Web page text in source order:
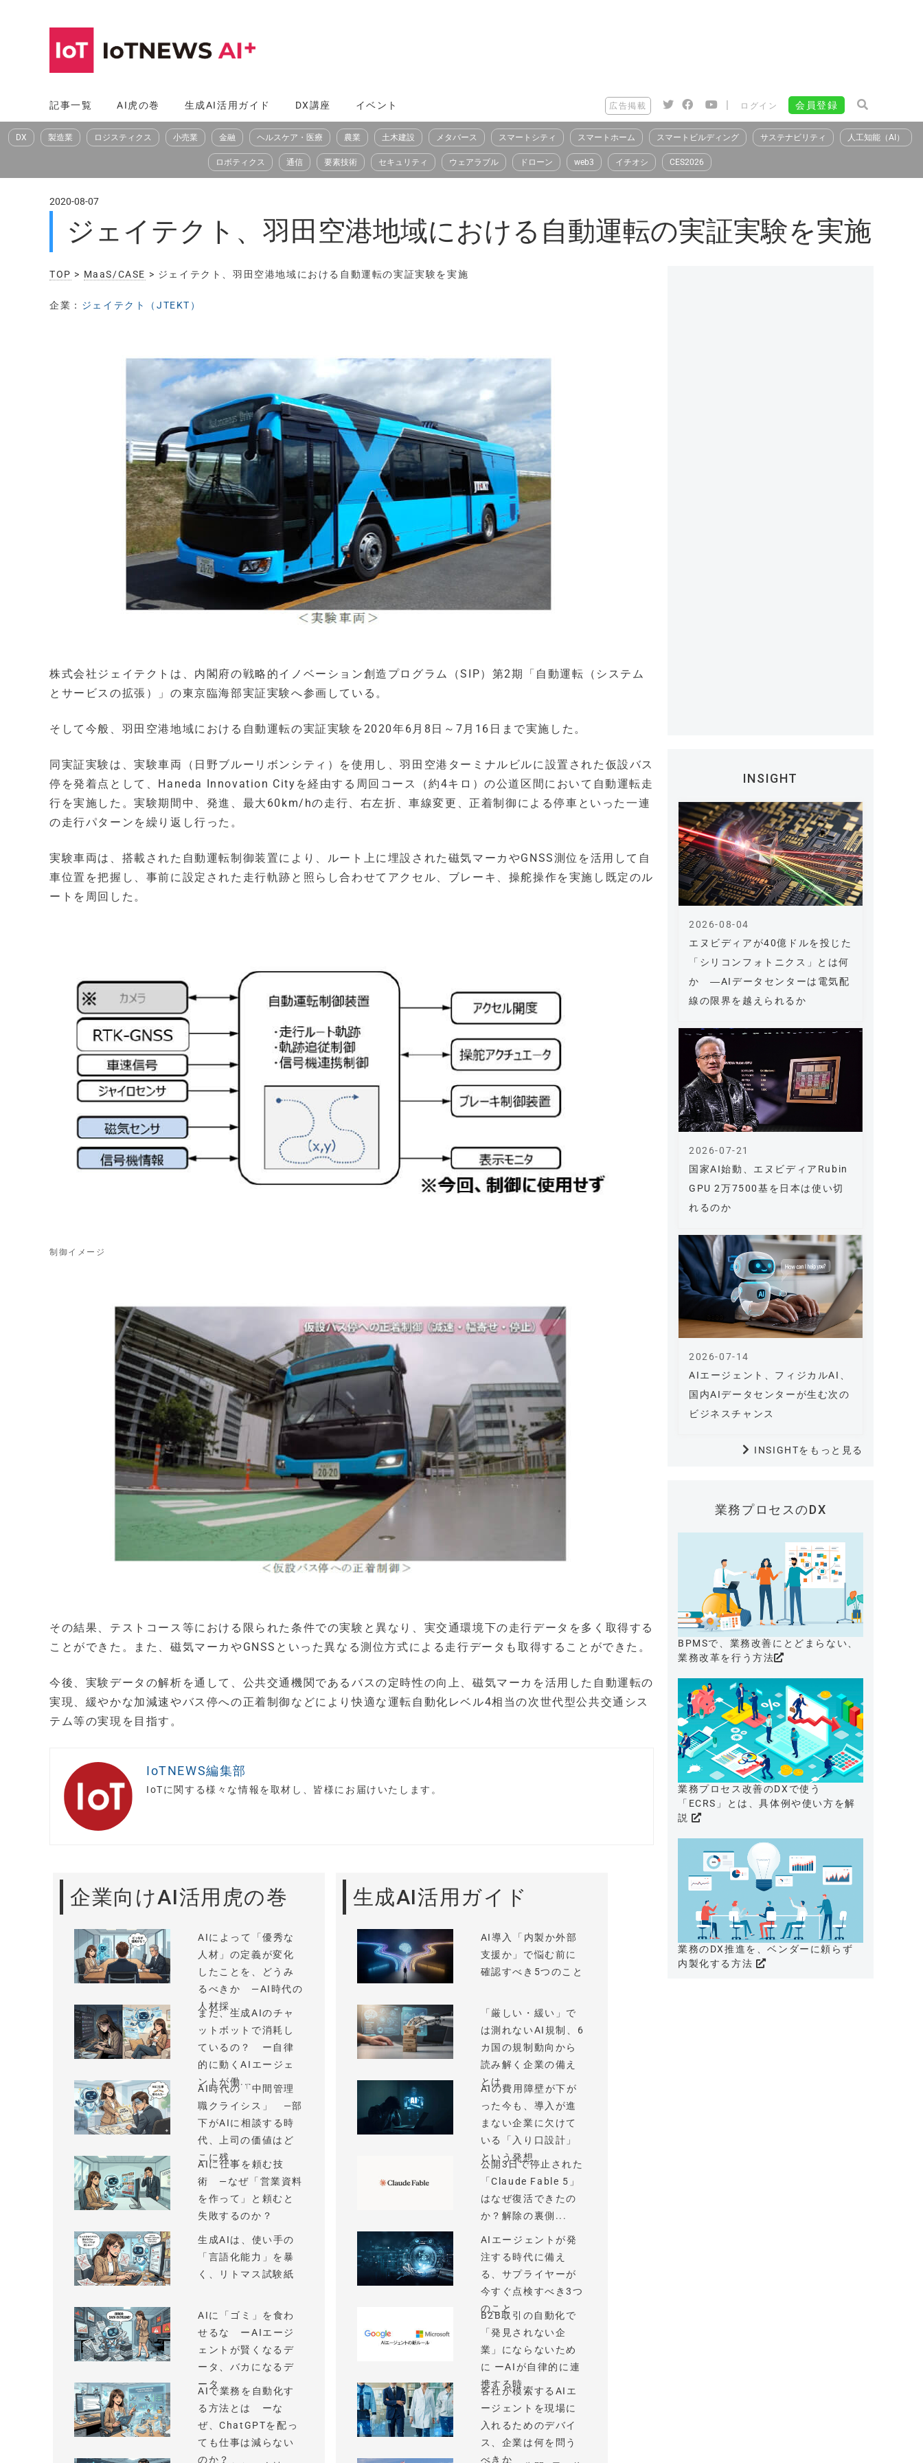
へ
ス
記事一覧 AI虎の巻 生成AI活用ガイド DX講座 イベント 広告掲載 | ログイン 会員登録
DX 製造業 ロジスティクス 小売業 金融 ヘルスケア・医療 農業 土木建設 メタバース スマートシティ スマートホーム スマートビルディング サステナビリティ 人工知能（AI）
ロボティクス 通信 要素技術 セキュリティ ウェアラブル ドローン web3 イチオシ CES2026
2020-08-07
ジェイテクト、羽田空港地域における自動運転の実証実験を実施
TOP > MaaS/CASE > ジェイテクト、羽田空港地域における自動運転の実証実験を実施
企業： ジェイテクト（JTEKT）
株式会社ジェイテクトは、内閣府の戦略的イノベーション創造プログラム（SIP）第2期「自動運転（システム
とサービスの拡張）」の東京臨海部実証実験へ参画している。
そして今般、羽田空港地域における自動運転の実証実験を2020年6月8日～7月16日まで実施した。
同実証実験は、実験車両（日野ブルーリボンシティ）を使用し、羽田空港ターミナルビルに設置された仮設バス
停を発着点として、Haneda Innovation Cityを経由する周回コース（約4キロ）の公道区間において自動運転走
行を実施した。実験期間中、発進、最大60km/hの走行、右左折、車線変更、正着制御による停車といった一連
の走行パターンを繰り返し行った。
実験車両は、搭載された自動運転制御装置により、ルート上に埋設された磁気マーカやGNSS測位を活用して自
車位置を把握し、事前に設定された走行軌跡と照らし合わせてアクセル、ブレーキ、操舵操作を実施し既定のル
ートを周回した。
制御イメージ
その結果、テストコース等における限られた条件での実験と異なり、実交通環境下の走行データを多く取得する
ことができた。また、磁気マーカやGNSSといった異なる測位方式による走行データも取得することができた。
今後、実験データの解析を通して、公共交通機関であるバスの定時性の向上、磁気マーカを活用した自動運転の
実現、緩やかな加減速やバス停への正着制御などにより快適な運転自動化レベル4相当の次世代型公共交通シス
テム等の実現を目指す。
IoTNEWS編集部
IoTに関する様々な情報を取材し、皆様にお届けいたします。
企業向けAI活用虎の巻
AIによって「優秀な
人材」の定義が変化
したことを、どうみ
るべきか —AI時代の
人材採...
まだ、生成AIのチャ
ットボットで消耗し
ているの？ ー自律
的に動くAIエージェ
ントが働...
AI時代の「中間管理
職クライシス」 —部
下がAIに相談する時
代、上司の価値はど
こに残...
AIに仕事を頼む技
術 —なぜ「営業資料
を作って」と頼むと
失敗するのか？
生成AIは、使い手の
「言語化能力」を暴
く、リトマス試験紙
AIに「ゴミ」を食わ
せるな ーAIエージ
ェントが賢くなるデ
ータ、バカになるデ
ータ
AIで業務を自動化す
る方法とは ーな
ぜ、ChatGPTを配っ
ても仕事は減らない
のか？
生成AI活用ガイド
AI導入「内製か外部
支援か」で悩む前に
確認すべき5つのこと
「厳しい・緩い」で
は測れないAI規制、6
カ国の規制動向から
読み解く企業の備え
とは
AIの費用障壁が下が
った今も、導入が進
まない企業に欠けて
いる「入り口設計」
という発想
公開3日で停止された
「Claude Fable 5」
はなぜ復活できたの
か？解除の裏側...
AIエージェントが発
注する時代に備え
る、サプライヤーが
今すぐ点検すべき3つ
のこと
B2B取引の自動化で
「発見されない企
業」にならないため
に ーAIが自律的に連
携する時...
各社が模索するAIエ
ージェントを現場に
入れるためのデバイ
ス、企業は何を問う
べきか
INSIGHT
エヌビディアが40億ドルを投じた
「シリコンフォトニクス」とは何
か ―AIデータセンターは電気配
線の限界を越えられるか
2026-08-04
国家AI始動、エヌビディアRubin
GPU 2万7500基を日本は使い切
れるのか
2026-07-21
AIエージェント、フィジカルAI、
国内AIデータセンターが生む次の
ビジネスチャンス
2026-07-14
INSIGHTをもっと見る
業務プロセスのDX
BPMSで、業務改善にとどまらない、
業務改革を行う方法
業務プロセス改善のDXで使う
「ECRS」とは、具体例や使い方を解
説
業務のDX推進を、ベンダーに頼らず
内製化する方法